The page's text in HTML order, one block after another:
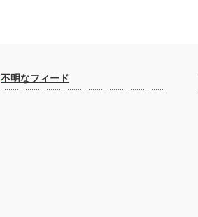
不明なフィード